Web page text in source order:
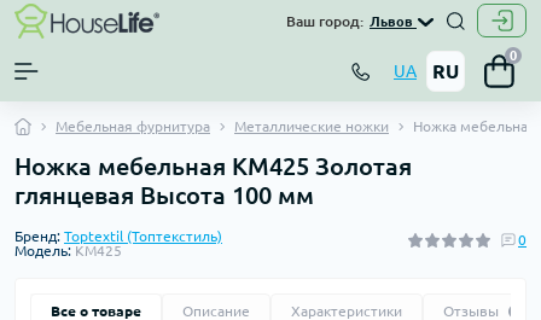
Ваш город: Львов
UA RU
0
Мебельная фурнитура Металлические ножки Ножка мебельная
Ножка мебельная KM425 Золотая
глянцевая Высота 100 мм
Бренд: Toptextil (Топтекстиль)
Модель: KM425
0
Все о товаре Описание Характеристики Отзывы